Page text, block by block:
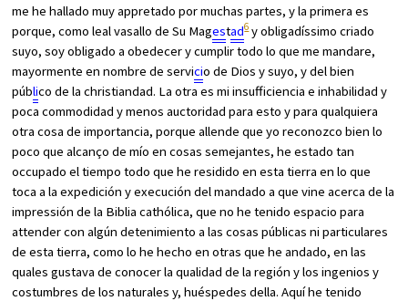
me he hallado muy appretado por muchas partes, y la primera es
porque, como leal vasallo de Su Magestad6y obligadíssimo criado
suyo, soy obligado a obedecer y cumplir todo lo que me mandare,
mayormente en nombre de servicio de Dios y suyo, y del bien
público de la christiandad. La otra es mi insufficiencia e inhabilidad y
poca commodidad y menos auctoridad para esto y para qualquiera
otra cosa de importancia, porque allende que yo reconozco bien lo
poco que alcanço de mío en cosas semejantes, he estado tan
occupado el tiempo todo que he residido en esta tierra en lo que
toca a la expedición y execución del mandado a que vine acerca de la
impressión de la Biblia cathólica, que no he tenido espacio para
attender con algún detenimiento a las cosas públicas ni particulares
de esta tierra, como lo he hecho en otras que he andado, en las
quales gustava de conocer la qualidad de la región y los ingenios y
costumbres de los naturales y, huéspedes della. Aquí he tenido